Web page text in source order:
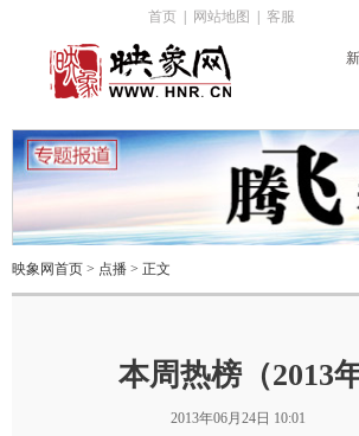
首页 网站地图 客服
映象网首页 > 点播 > 正文
本周热榜（2013
2013年06月24日 10:01